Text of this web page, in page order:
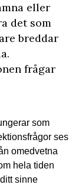
eller
det som
breddar
frågar
som
ses
omedvetna
hela tiden
sinne